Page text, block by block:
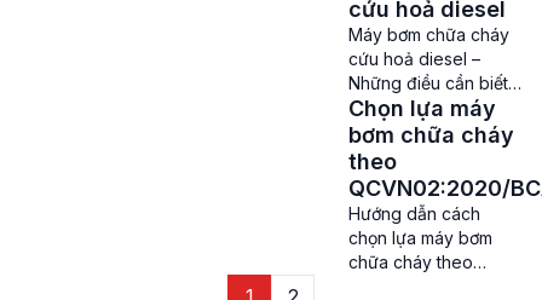
trên biển hay sông
nước. Và việc trang bị
máy bơm chữa cháy
trên tàu thủy là cực
kỳ quan trọng, nhằm
bảo đảm an toàn cho
tàu […]
cứu hoả diesel
Máy bơm chữa cháy
cứu hoả diesel –
Những điều cần biết
Máy bơm chữa cháy
cứu hoả diesel – Mặc
dù có rất nhiều sản
phẩm bơm chữa cháy
khác nhau trên thị
trường hiện nay, thế
nhưng máy bơm cứu
hoả diesel vẫn là một
Chọn lựa máy
bơm chữa cháy
theo
QCVN02:2020/
Hướng dẫn cách
chọn lựa máy bơm
chữa cháy theo